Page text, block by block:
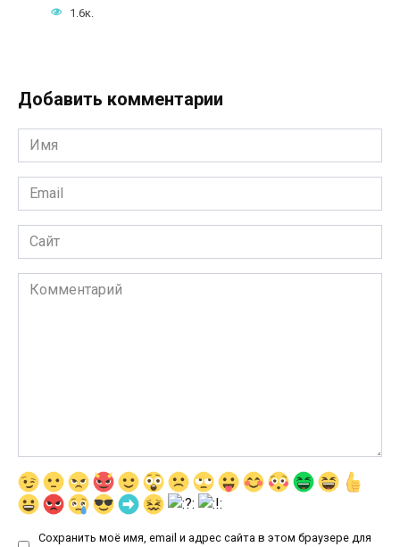
1.6к.
Добавить комментарии
Имя
*
Email
*
Сайт
Комментарий
Сохранить моё имя, email и адрес сайта в этом браузере для